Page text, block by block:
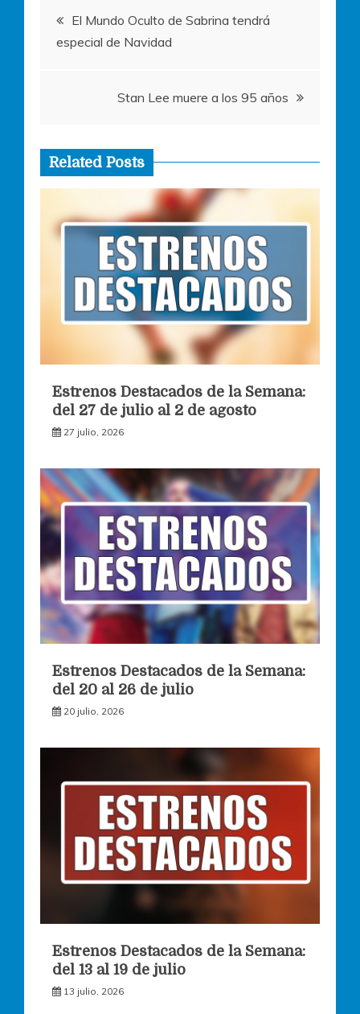
k
Navegación
entradas
El Mundo Oculto de Sabrina tendrá
especial de Navidad
Stan Lee muere a los 95 años
Related Posts
Estrenos Destacados de la Semana:
del 27 de julio al 2 de agosto
27 julio, 2026
Estrenos Destacados de la Semana:
del 20 al 26 de julio
20 julio, 2026
Estrenos Destacados de la Semana:
del 13 al 19 de julio
13 julio, 2026